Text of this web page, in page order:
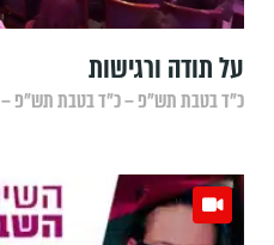
על תודה ורגישות
כ״ד בטבת תש״פ – כ״ד בטבת תש״פ – 21/01/2020